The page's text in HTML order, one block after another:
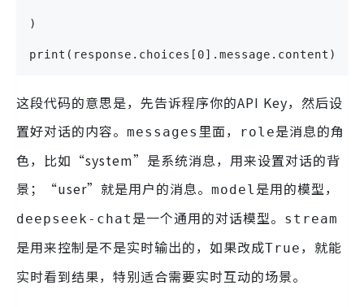
)
print(response.choices[0].message.content)
这段代码的意思是，先告诉程序你的API Key，然后设
置好对话的内容。 messages 里面， role是消息的角
色，比如“system”是系统消息，用来设置对话的背
景；“user”就是用户的消息。 model 是用的模型，
deepseek-chat 是一个通用的对话模型。 stream
是用来控制是不是实时输出的，如果改成True ，就能
实时看到结果，特别适合需要实时互动的场景。